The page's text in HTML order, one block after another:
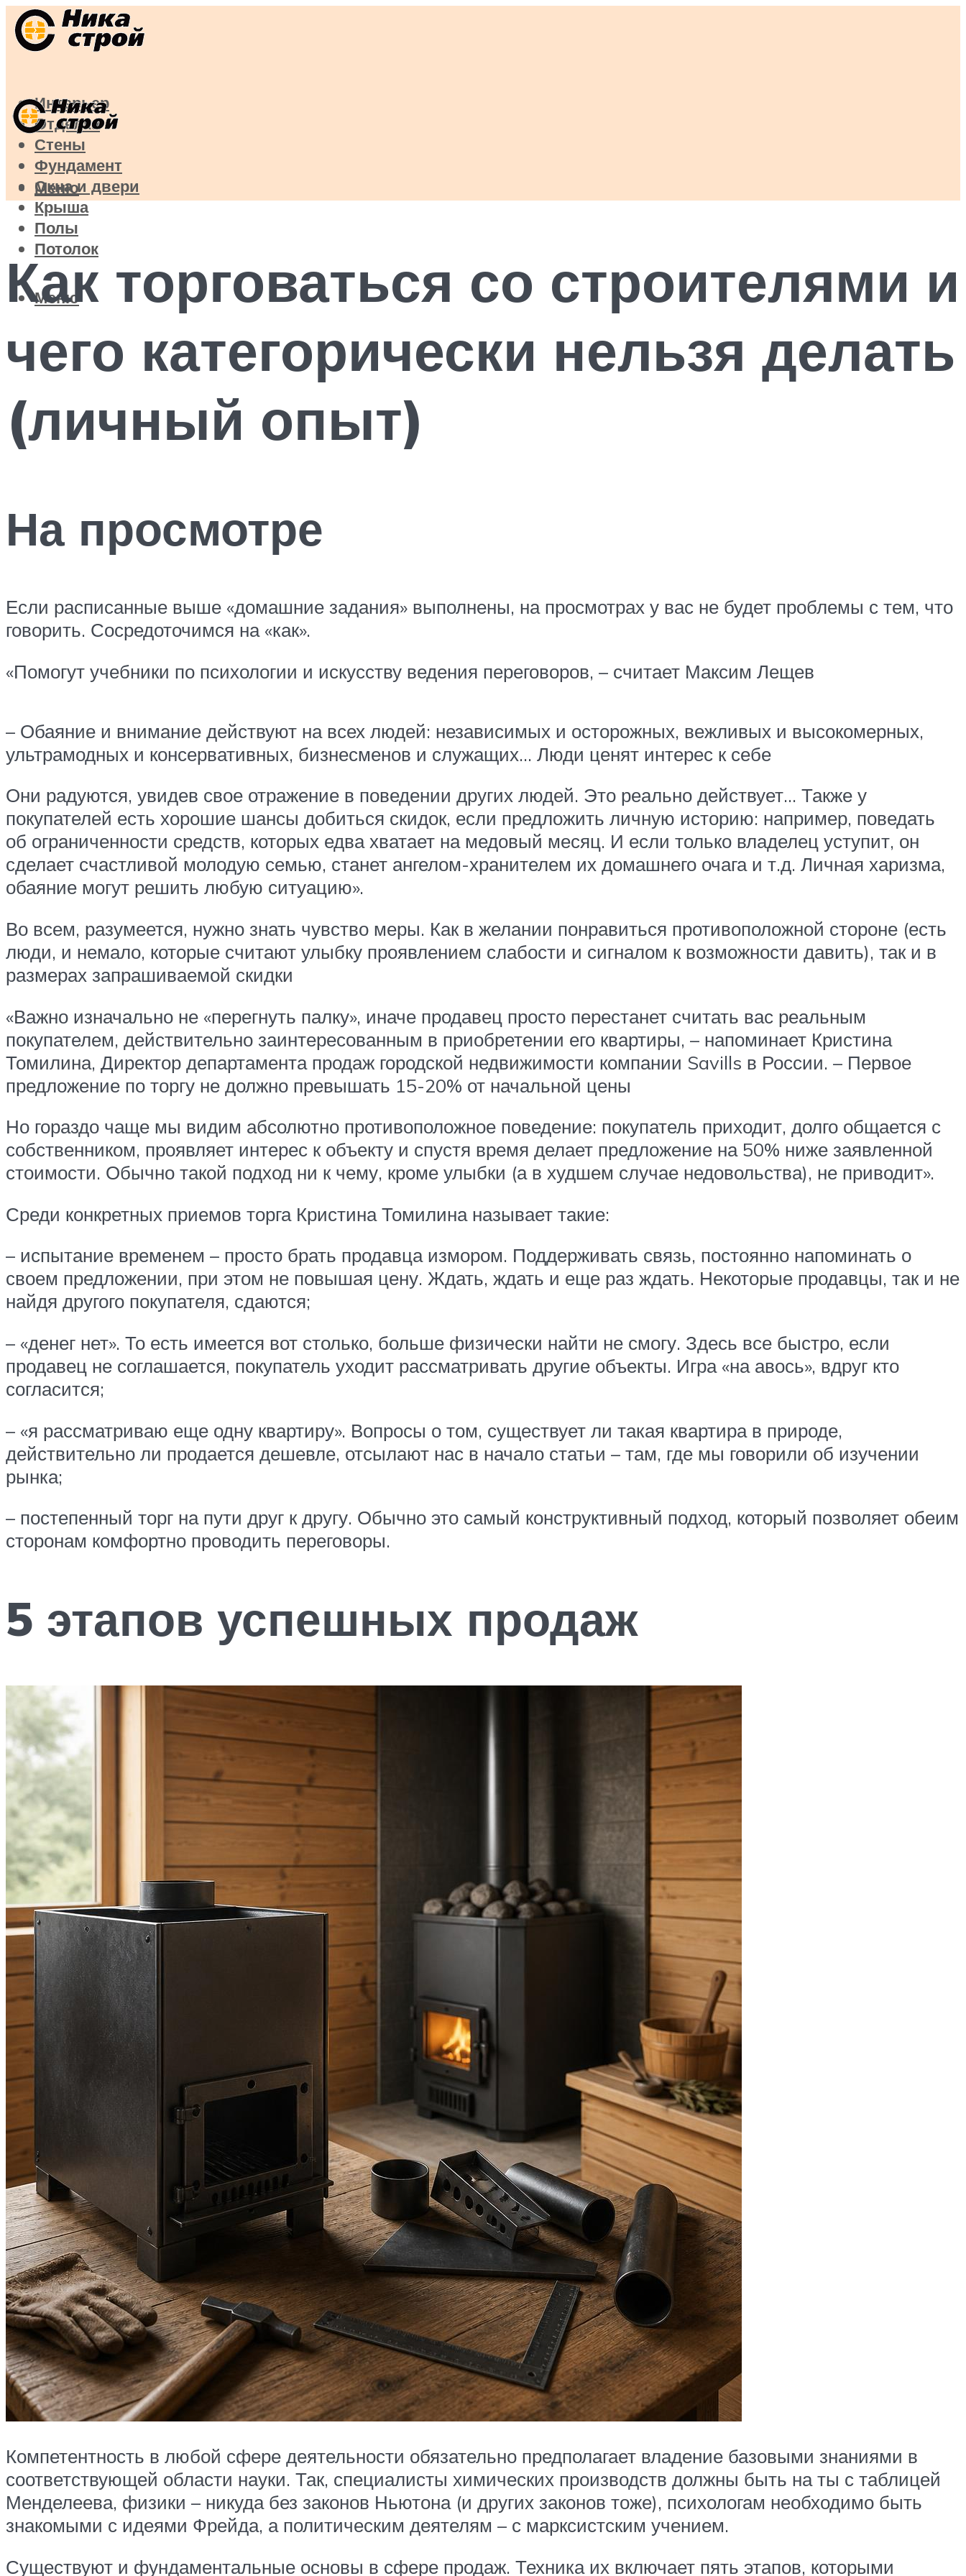
Интерьер
Отделка
Стены
Фундамент
Окна и двери
Крыша
Полы
Потолок
Меню
Меню
Как торговаться со строителями и
чего категорически нельзя делать
(личный опыт)
На просмотре
Если расписанные выше «домашние задания» выполнены, на просмотрах у вас не будет проблемы с тем, что
говорить. Сосредоточимся на «как».
«Помогут учебники по психологии и искусству ведения переговоров, – считает Максим Лещев
– Обаяние и внимание действуют на всех людей: независимых и осторожных, вежливых и высокомерных,
ультрамодных и консервативных, бизнесменов и служащих… Люди ценят интерес к себе
Они радуются, увидев свое отражение в поведении других людей. Это реально действует… Также у
покупателей есть хорошие шансы добиться скидок, если предложить личную историю: например, поведать
об ограниченности средств, которых едва хватает на медовый месяц. И если только владелец уступит, он
сделает счастливой молодую семью, станет ангелом-хранителем их домашнего очага и т.д. Личная харизма,
обаяние могут решить любую ситуацию».
Во всем, разумеется, нужно знать чувство меры. Как в желании понравиться противоположной стороне (есть
люди, и немало, которые считают улыбку проявлением слабости и сигналом к возможности давить), так и в
размерах запрашиваемой скидки
«Важно изначально не «перегнуть палку», иначе продавец просто перестанет считать вас реальным
покупателем, действительно заинтересованным в приобретении его квартиры, – напоминает Кристина
Томилина, Директор департамента продаж городской недвижимости компании Savills в России. – Первое
предложение по торгу не должно превышать 15-20% от начальной цены
Но гораздо чаще мы видим абсолютно противоположное поведение: покупатель приходит, долго общается с
собственником, проявляет интерес к объекту и спустя время делает предложение на 50% ниже заявленной
стоимости. Обычно такой подход ни к чему, кроме улыбки (а в худшем случае недовольства), не приводит».
Среди конкретных приемов торга Кристина Томилина называет такие:
– испытание временем – просто брать продавца измором. Поддерживать связь, постоянно напоминать о
своем предложении, при этом не повышая цену. Ждать, ждать и еще раз ждать. Некоторые продавцы, так и не
найдя другого покупателя, сдаются;
– «денег нет». То есть имеется вот столько, больше физически найти не смогу. Здесь все быстро, если
продавец не соглашается, покупатель уходит рассматривать другие объекты. Игра «на авось», вдруг кто
согласится;
– «я рассматриваю еще одну квартиру». Вопросы о том, существует ли такая квартира в природе,
действительно ли продается дешевле, отсылают нас в начало статьи – там, где мы говорили об изучении
рынка;
– постепенный торг на пути друг к другу. Обычно это самый конструктивный подход, который позволяет обеим
сторонам комфортно проводить переговоры.
5 этапов успешных продаж
Компетентность в любой сфере деятельности обязательно предполагает владение базовыми знаниями в
соответствующей области науки. Так, специалисты химических производств должны быть на ты с таблицей
Менделеева, физики – никуда без законов Ньютона (и других законов тоже), психологам необходимо быть
знакомыми с идеями Фрейда, а политическим деятелям – с марксистским учением.
Существуют и фундаментальные основы в сфере продаж. Техника их включает пять этапов, которыми